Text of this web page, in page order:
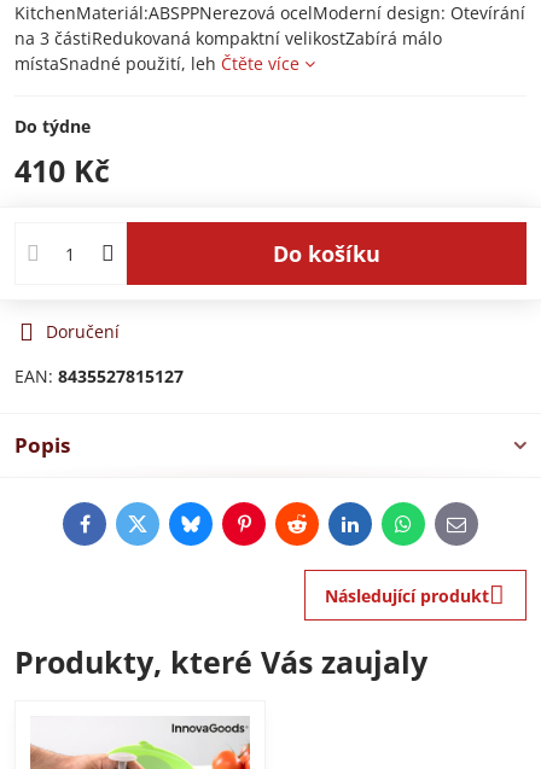
KitchenMateriál:ABSPPNerezová ocelModerní design: Otevírání
na 3 částiRedukovaná kompaktní velikostZabírá málo
místaSnadné použití, leh Čtěte více
Do týdne
410 Kč
Do košíku
Doručení
EAN: 8435527815127
Popis
FacebookTwitterBlueskyPinterestRedditLinkedInWhatsApp
E-
mail
Následující produkt
Produkty, které Vás zaujaly